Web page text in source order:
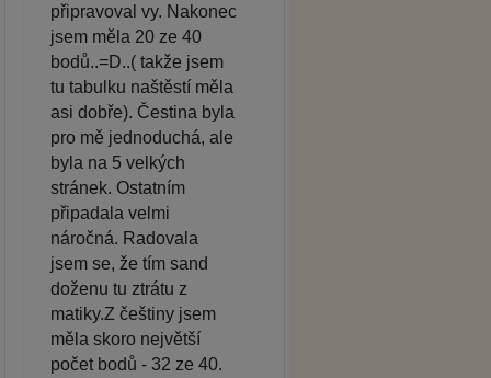
připravoval vy. Nakonec
jsem měla 20 ze 40
bodů..=D..( takže jsem
tu tabulku naštěstí měla
asi dobře). Čestina byla
pro mě jednoduchá, ale
byla na 5 velkých
stránek. Ostatním
připadala velmi
náročná. Radovala
jsem se, že tím sand
doženu tu ztrátu z
matiky.Z češtiny jsem
měla skoro největší
počet bodů - 32 ze 40.